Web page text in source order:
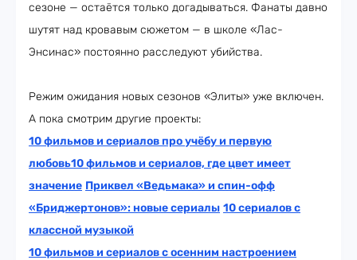
сезоне — остаётся только догадываться. Фанаты давно
шутят над кровавым сюжетом — в школе «Лас-
Энсинас» постоянно расследуют убийства.
Режим ожидания новых сезонов «Элиты» уже включен.
А пока смотрим другие проекты:
10 фильмов и сериалов про учёбу и первую
любовь10 фильмов и сериалов, где цвет имеет
значение Приквел «Ведьмака» и спин-офф
«Бриджертонов»: новые сериалы 10 сериалов с
классной музыкой
10 фильмов и сериалов с осенним настроением